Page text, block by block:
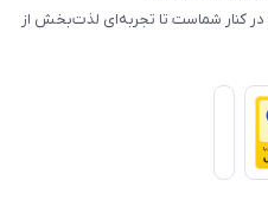
در کنار شماست تا تجربه‌ای لذت‌بخش از